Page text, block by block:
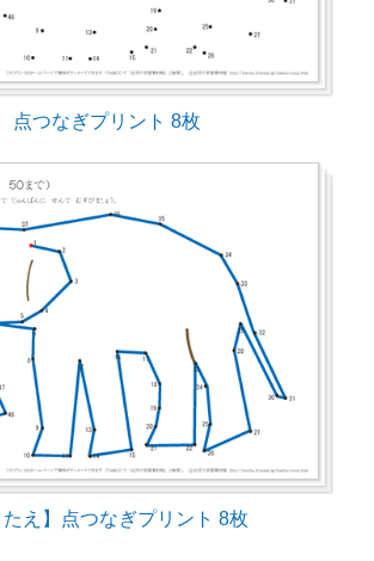
点つなぎプリント 8枚
たえ】点つなぎプリント 8枚